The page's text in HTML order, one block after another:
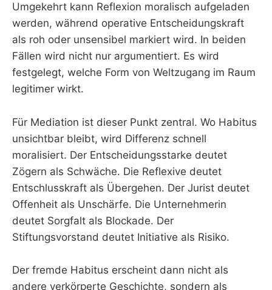
Umgekehrt kann Reflexion moralisch aufgeladen
werden, während operative Entscheidungskraft
als roh oder unsensibel markiert wird. In beiden
Fällen wird nicht nur argumentiert. Es wird
festgelegt, welche Form von Weltzugang im Raum
legitimer wirkt.
Für Mediation ist dieser Punkt zentral. Wo Habitus
unsichtbar bleibt, wird Differenz schnell
moralisiert. Der Entscheidungsstarke deutet
Zögern als Schwäche. Die Reflexive deutet
Entschlusskraft als Übergehen. Der Jurist deutet
Offenheit als Unschärfe. Die Unternehmerin
deutet Sorgfalt als Blockade. Der
Stiftungsvorstand deutet Initiative als Risiko.
Der fremde Habitus erscheint dann nicht als
andere verkörperte Geschichte, sondern als